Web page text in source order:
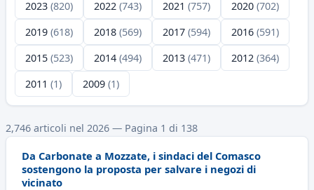
2023 (820) 2022 (743) 2021 (757) 2020 (702)
2019 (618) 2018 (569) 2017 (594) 2016 (591)
2015 (523) 2014 (494) 2013 (471) 2012 (364)
2011 (1) 2009 (1)
2,746 articoli nel 2026 — Pagina 1 di 138
Da Carbonate a Mozzate, i sindaci del Comasco
sostengono la proposta per salvare i negozi di
vicinato